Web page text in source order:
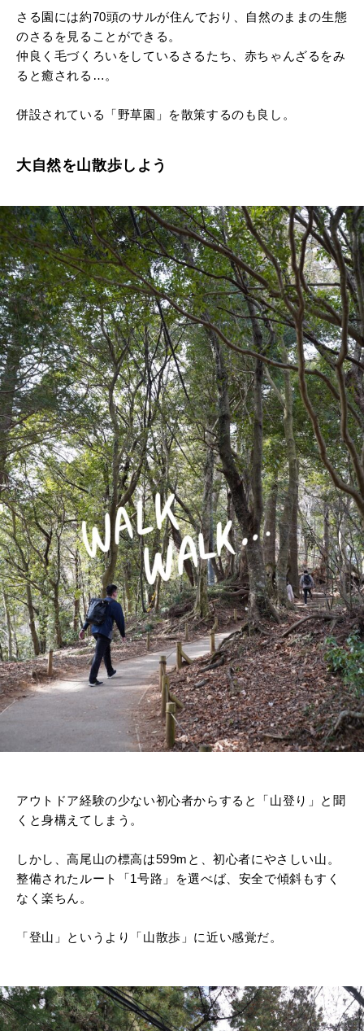
さる園には約70頭のサルが住んでおり、自然のままの生態
のさるを見ることができる。
仲良く毛づくろいをしているさるたち、赤ちゃんざるをみ
ると癒される…。
併設されている「野草園」を散策するのも良し。
大自然を山散歩しよう
アウトドア経験の少ない初心者からすると「山登り」と聞
くと身構えてしまう。
しかし、高尾山の標高は599mと、初心者にやさしい山。
整備されたルート「1号路」を選べば、安全で傾斜もすく
なく楽ちん。
「登山」というより「山散歩」に近い感覚だ。